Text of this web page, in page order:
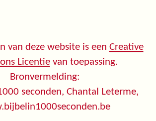
van deze website is een Creative
Licentievan toepassing.
Bronvermelding:
seconden, Chantal Leterme,